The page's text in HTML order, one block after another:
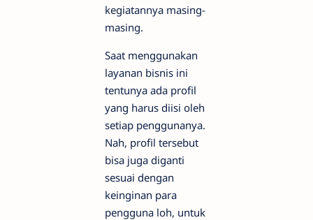
kegiatannya masing-
masing.
Saat menggunakan
layanan bisnis ini
tentunya ada profil
yang harus diisi oleh
setiap penggunanya.
Nah, profil tersebut
bisa juga diganti
sesuai dengan
keinginan para
pengguna loh, untuk